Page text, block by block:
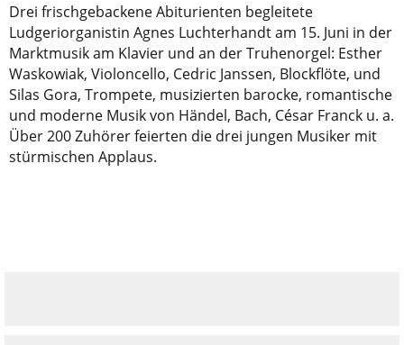
Drei frischgebackene Abiturienten begleitete
Ludgeriorganistin Agnes Luchterhandt am 15. Juni in der
Marktmusik am Klavier und an der Truhenorgel: Esther
Waskowiak, Violoncello, Cedric Janssen, Blockflöte, und
Silas Gora, Trompete, musizierten barocke, romantische
und moderne Musik von Händel, Bach, César Franck u. a.
Über 200 Zuhörer feierten die drei jungen Musiker mit
stürmischen Applaus.